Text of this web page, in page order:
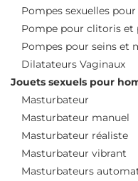
Pompes sexuelles
Pompe pour clitoris et
Pompes pour seins et
Dilatateurs Vaginaux
Jouets sexuels pour
Masturbateur
Masturbateur manuel
Masturbateur réaliste
Masturbateur vibrant
Masturbateurs